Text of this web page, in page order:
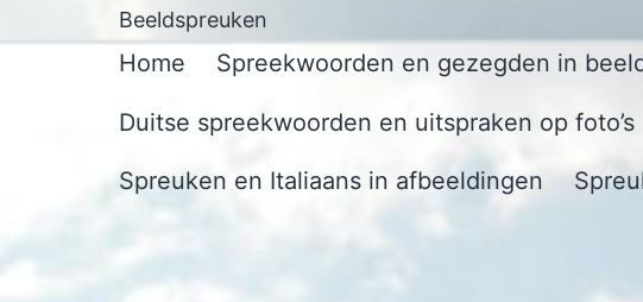
Beeldspreuken
Home Spreekwoorden en gezegden in
Duitse spreekwoorden en uitspraken op foto’s
Spreuken en Italiaans in afbeeldingen